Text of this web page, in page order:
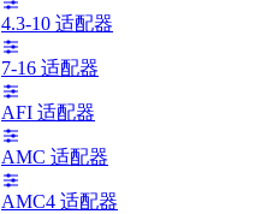
4.3-10 适配器
7-16 适配器
AFI 适配器
AMC 适配器
AMC4 适配器